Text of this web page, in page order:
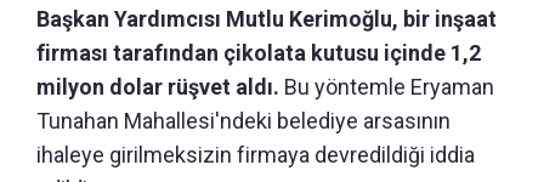
Başkan Yardımcısı Mutlu Kerimoğlu, bir inşaat
firması tarafından çikolata kutusu içinde 1,2
milyon dolar rüşvet aldı. Bu yöntemle Eryaman
Tunahan Mahallesi'ndeki belediye arsasının
ihaleye girilmeksizin firmaya devredildiği iddia